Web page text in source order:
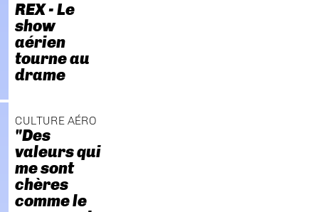
REX - Le
show
aérien
tourne au
drame
CULTURE AÉRO
"Des
valeurs qui
me sont
chères
comme le